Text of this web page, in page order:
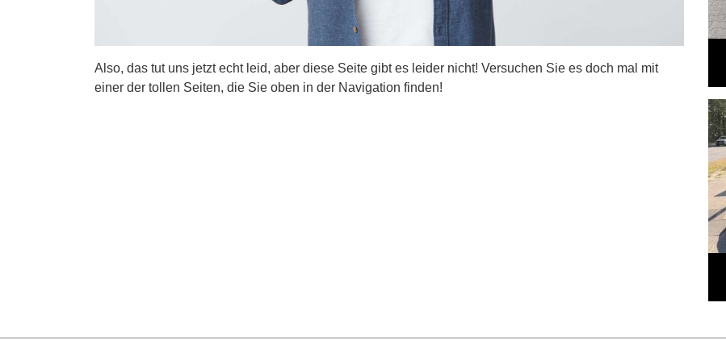
Also, das tut uns jetzt echt leid, aber diese Seite gibt es leider nicht! Versuchen Sie es doch mal mit
einer der tollen Seiten, die Sie oben in der Navigation finden!